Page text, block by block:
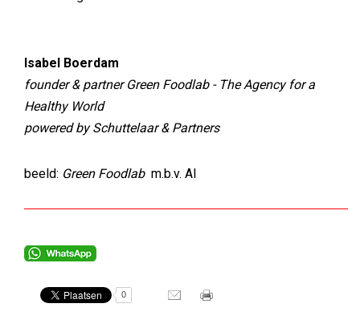
Isabel Boerdam
founder & partner Green Foodlab - The Agency for a
Healthy World
powered by Schuttelaar & Partners
beeld: Green Foodlab m.b.v. AI
0